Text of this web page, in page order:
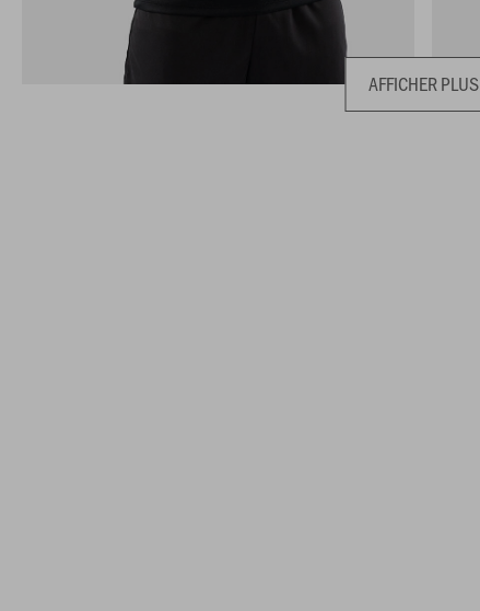
AFFICHER PLUS